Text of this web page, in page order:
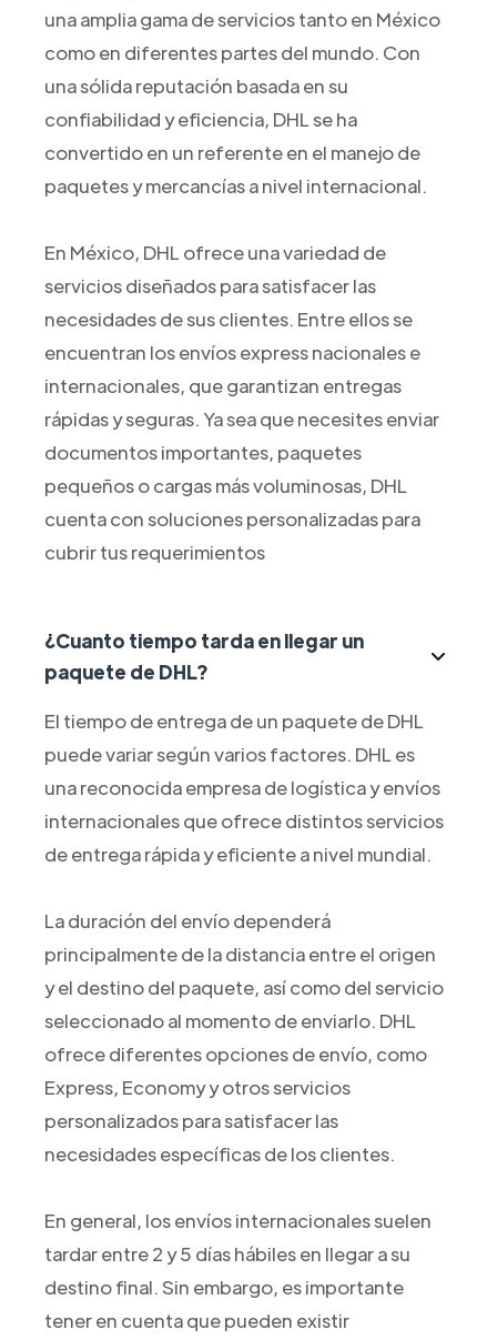
una amplia gama de servicios tanto en México
como en diferentes partes del mundo. Con
una sólida reputación basada en su
confiabilidad y eficiencia, DHL se ha
convertido en un referente en el manejo de
paquetes y mercancías a nivel internacional.
En México, DHL ofrece una variedad de
servicios diseñados para satisfacer las
necesidades de sus clientes. Entre ellos se
encuentran los envíos express nacionales e
internacionales, que garantizan entregas
rápidas y seguras. Ya sea que necesites enviar
documentos importantes, paquetes
pequeños o cargas más voluminosas, DHL
cuenta con soluciones personalizadas para
cubrir tus requerimientos
¿Cuanto tiempo tarda en llegar un
paquete de DHL?
El tiempo de entrega de un paquete de DHL
puede variar según varios factores. DHL es
una reconocida empresa de logística y envíos
internacionales que ofrece distintos servicios
de entrega rápida y eficiente a nivel mundial.
La duración del envío dependerá
principalmente de la distancia entre el origen
y el destino del paquete, así como del servicio
seleccionado al momento de enviarlo. DHL
ofrece diferentes opciones de envío, como
Express, Economy y otros servicios
personalizados para satisfacer las
necesidades específicas de los clientes.
En general, los envíos internacionales suelen
tardar entre 2 y 5 días hábiles en llegar a su
destino final. Sin embargo, es importante
tener en cuenta que pueden existir